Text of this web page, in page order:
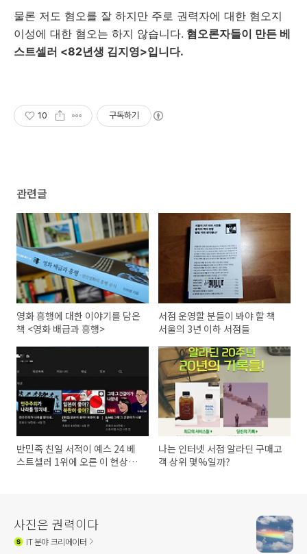
물론 저도 혐오를 잘 하지만 주로 권력자에 대한 혐오지
이성에 대한 혐오는 하지 않습니다. 혐오론자들이 만든 베
스트셀러 <82년생 김지영>입니다.
10 구독하기
관련글
영화 흥행에 대한 이야기를 담은
책 <영화 배급과 흥행>
서점 운영할 분들이 봐야 할 책
서울의 3년 이하 서점들
반민족 친일 서적이 예스 24 베
스트셀러 1위에 오른 이 현상은
나는 인터넷 서점 알라딘 구매고
객 상위 몇%일까?
사진은 권력이다
IT분야 크리에이터